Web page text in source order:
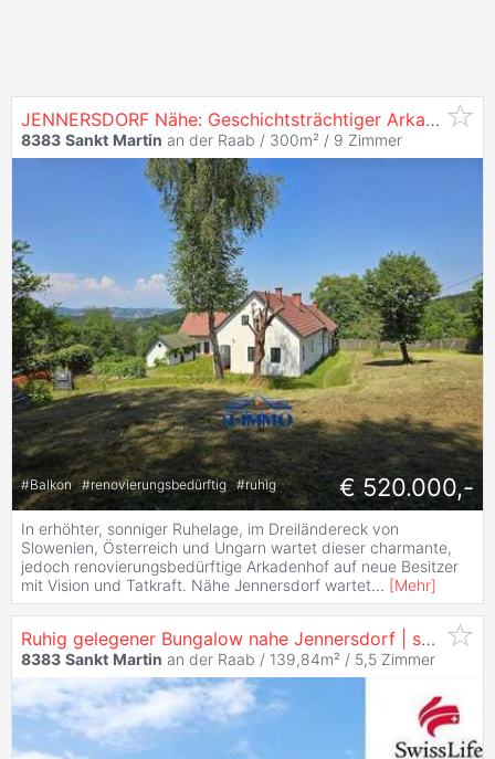
JENNERSDORF Nähe: Geschichtsträchtiger Arkadenhof im Südburgenland mit 2 ha arrondiertem Grund. RUHIGE ERHÖHTE SONNENLAGE!
8383 Sankt Martin an der Raab / 300m² / 9 Zimmer
#Balkon #renovierungsbedürftig #ruhig € 520.000,-
In erhöhter, sonniger Ruhelage, im Dreiländereck von
Slowenien, Österreich und Ungarn wartet dieser charmante,
jedoch renovierungsbedürftige Arkadenhof auf neue Besitzer
mit Vision und Tatkraft. Nähe Jennersdorf wartet... [Mehr]
Ruhig gelegener Bungalow nahe Jennersdorf | schönes Grundstück | getrennte Einliegerwohnung möglich
8383 Sankt Martin an der Raab / 139,84m² / 5,5 Zimmer